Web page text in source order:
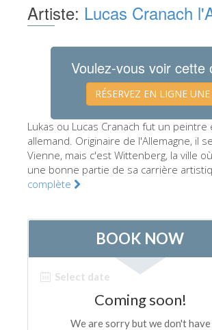
Les Artistes
Les nouvelles salles
Les autres Musées
Le Musée national du
Galerie de l'Académie
Les Chapelles Médicis
Musée Archéologique
Opificio delle Pietre Dure
Le Musée Galilée
Artiste: Lucas Cranach
Voulez-vous voir cette
RÉSERVEZ EN LIGNE
Lukas ou Lucas Cranach fut un peintre
allemand. Originaire de l'Allemagne, il
Vienne, mais c'est Wittenberg, la ville
une bonne partie de sa carrière
complète